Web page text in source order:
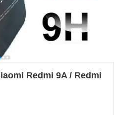
Redmi 9A / Redmi